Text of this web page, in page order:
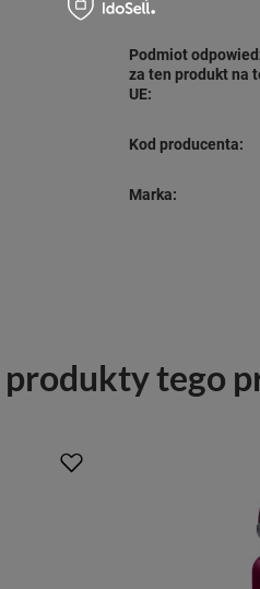
Podmiot
za ten produkt na
UE:
Kod producenta:
Marka:
produkty tego